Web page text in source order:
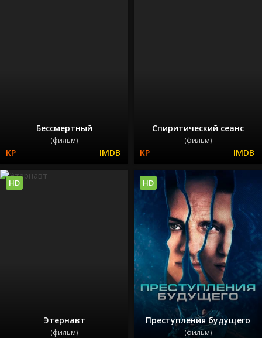
Бессмертный
(фильм)
Спиритический сеанс
(фильм)
Этернавт
(фильм)
HD
Преступления будущего
(фильм)
HD